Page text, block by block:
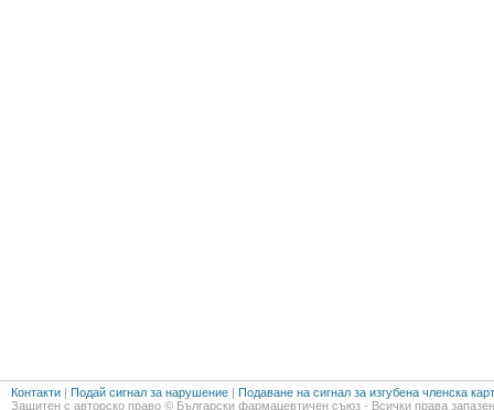
Контакти | Подай сигнал за нарушение | Подаване на сигнал за изгубена членска
Защитен с авторско право © Български фармацевтичен съюз - Всички права